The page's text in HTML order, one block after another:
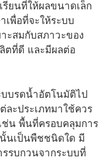
ยนที่ให้ผลขนาดเล็ก
เพื่อที่จะให้ระบบ
ะสมกับสภาวะของ
ตที่ดี และมีผลต่อ
บรดน้ำอัตโนมัติไป
ละประเภทมาใช้ควร
ช่น พื้นที่ครอบคลุมการ
นเป็นพืชชนิดใด มี
รบกวนจากระบบที่